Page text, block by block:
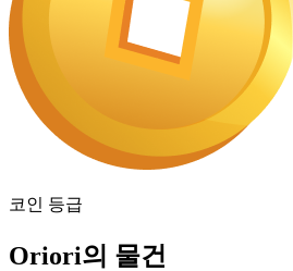
코인 등급
Oriori의 물건